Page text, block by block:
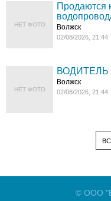
НЕТ ФОТО
Продаются
Волжск
02/08/2026, 21:44
НЕТ ФОТО
ВОДИТЕЛЬ
Волжск
02/08/2026, 21:44
© ООО